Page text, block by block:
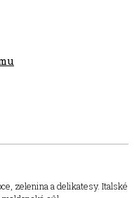
zelenina a delikatesy. Italské